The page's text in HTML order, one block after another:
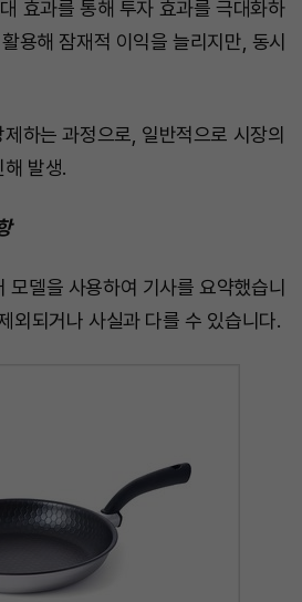
효과를 통해 투자 효과를 극대화하
용해 잠재적 이익을 늘리지만, 동시
하는 과정으로, 일반적으로 시장의
발생.
델을 사용하여 기사를 요약했습니
외되거나 사실과 다를 수 있습니다.